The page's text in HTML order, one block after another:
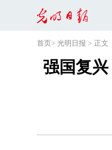
首页 > 光明日报 > 正文
强国复